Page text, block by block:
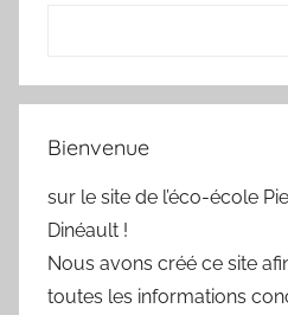
Bienvenue
sur le site de l’éco-école
Dinéault !
Nous avons créé ce site
toutes les informations